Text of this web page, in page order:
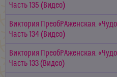
Часть 135 (Видео)
Виктория ПреобРАженская.
Часть 134 (Видео)
Виктория ПреобРАженская.
Часть 133 (Видео)